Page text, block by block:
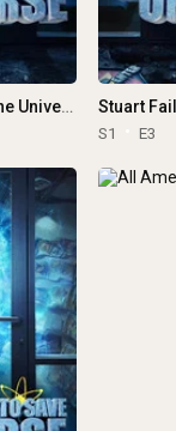
Stuart Fails to Save the Universe
S1 E3